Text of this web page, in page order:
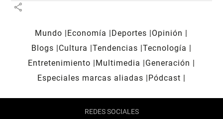
share
Mundo Economía Deportes
Opinión
Blogs
Cultura Tendencias Tecnología
Entretenimiento
Multimedia
Generación
Especiales marcas aliadas
Pódcast
REDES SOCIALES